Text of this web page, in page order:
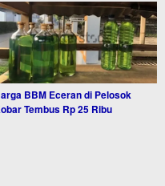
BBM Eceran di Pelosok
Tembus Rp 25 Ribu